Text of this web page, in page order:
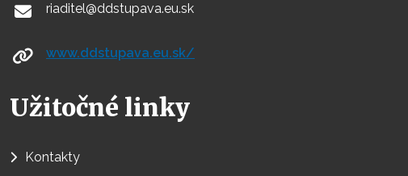
riaditel@ddstupava.eu.sk
www.ddstupava.eu.sk/
Užitočné linky
Kontakty